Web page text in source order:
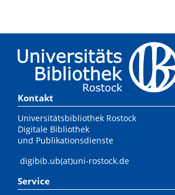
Kontakt
Universitätsbibliothek Rostock
Digitale Bibliothek
und Publikationsdienste
digibib.ub(at)uni-rostock.de
Service